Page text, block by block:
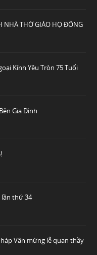
NHÀ THỜ GIÁO HỌ ĐÔNG
Kính Yêu Tròn 75 Tuổi
Gia Đình
lần thứ 34
Vân mừng lễ quan thầy